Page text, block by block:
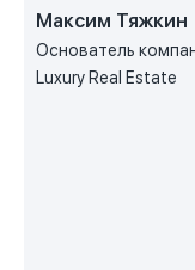
Максим Тяжкин
Основатель
Luxury Real Estate